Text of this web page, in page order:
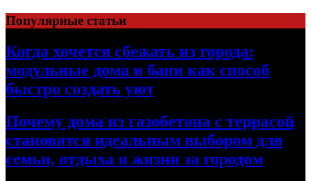
Перейти
к
содержимому
Популярные статьи
Когда хочется сбежать из города:
модульные дома и бани как способ
быстро создать уют
Почему дома из газобетона с террасой
становятся идеальным выбором для
семьи, отдыха и жизни за городом